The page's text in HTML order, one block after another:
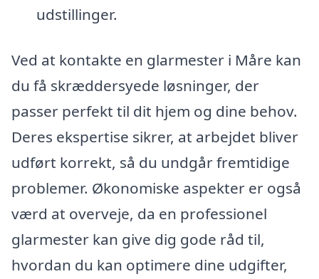
udstillinger.
Ved at kontakte en glarmester i Måre kan
du få skræddersyede løsninger, der
passer perfekt til dit hjem og dine behov.
Deres ekspertise sikrer, at arbejdet bliver
udført korrekt, så du undgår fremtidige
problemer. Økonomiske aspekter er også
værd at overveje, da en professionel
glarmester kan give dig gode råd til,
hvordan du kan optimere dine udgifter,